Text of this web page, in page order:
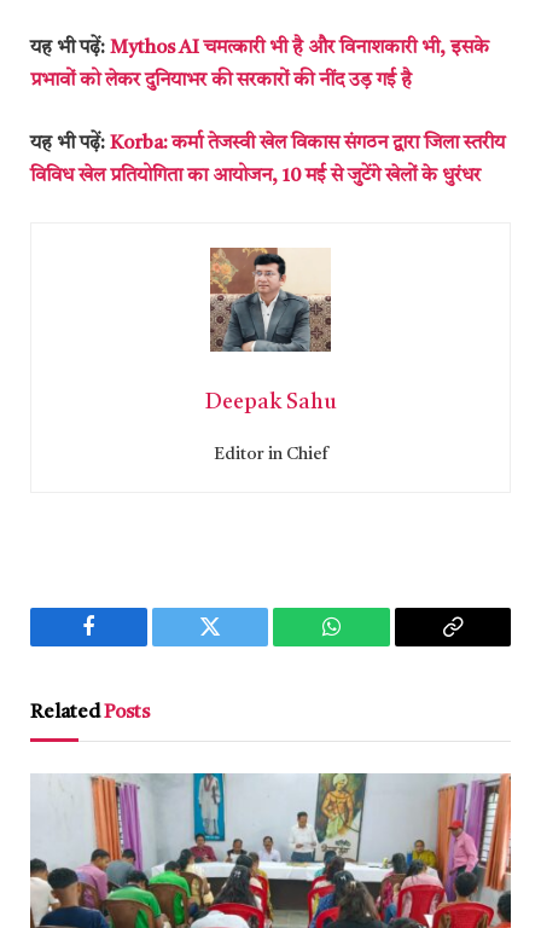
यह भी पढ़ें: Mythos AI चमत्कारी भी है और विनाशकारी भी, इसके
प्रभावों को लेकर दुनियाभर की सरकारों की नींद उड़ गई है
यह भी पढ़ें: Korba: कर्मा तेजस्वी खेल विकास संगठन द्वारा जिला स्तरीय
विविध खेल प्रतियोगिता का आयोजन, 10 मई से जुटेंगे खेलों के धुरंधर
Deepak Sahu
Editor in Chief
Facebook Twitter WhatsApp
Copy
RelatedPosts